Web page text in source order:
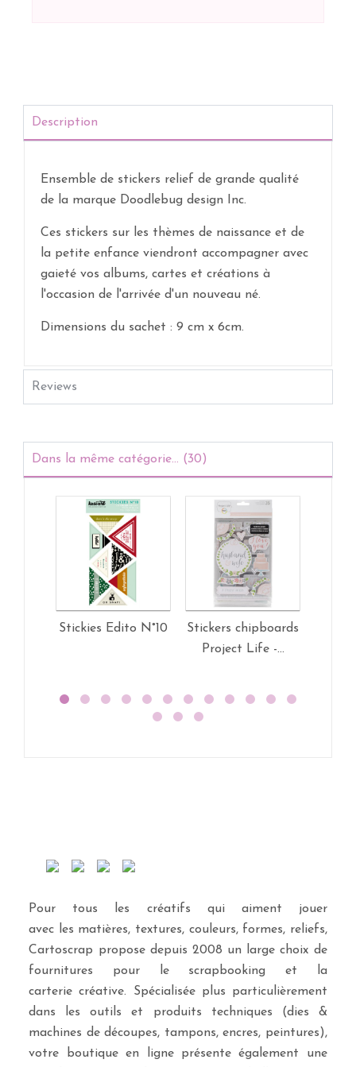
Description
Ensemble de stickers relief de grande qualité
de la marque Doodlebug design Inc.
Ces stickers sur les thèmes de naissance et de
la petite enfance viendront accompagner avec
gaieté vos albums, cartes et créations à
l'occasion de l'arrivée d'un nouveau né.
Dimensions du sachet : 9 cm x 6cm.
Reviews
Dans la même catégorie... (30)
Stickies Edito N°10
Stickers chipboards
Project Life -...
Pour tous les créatifs qui aiment jouer
avec les matières, textures, couleurs, formes, reliefs,
Cartoscrap propose depuis 2008 un large choix de
fournitures pour le scrapbooking et la
carterie créative. Spécialisée plus particulièrement
dans les outils et produits techniques (dies &
machines de découpes, tampons, encres, peintures),
votre boutique en ligne présente également une